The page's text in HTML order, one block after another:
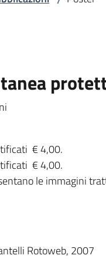
€ 4,00.
€ 4,00.
le immagini
Rotoweb, 2007